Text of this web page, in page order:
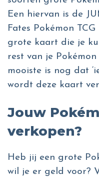
Een hiervan is de
Fates Pokémon
grote kaart die je
rest van je
mooiste is nog dat
wordt deze kaart
Jouw
verkopen?
Heb jij een grote
wil je er geld voor?